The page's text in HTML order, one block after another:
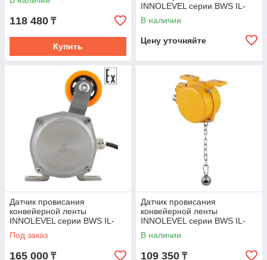
118 480 ₸
Купить
INNOLEVEL серии BWS IL-
BWS-SS-Ex
В наличии
Цену уточняйте
Датчик провисания
конвейерной ленты
INNOLEVEL серии BWS IL-
BWS-SS
Под заказ
165 000 ₸
Датчик провисания
конвейерной ленты
INNOLEVEL серии BWS IL-
BHS-M
В наличии
109 350 ₸